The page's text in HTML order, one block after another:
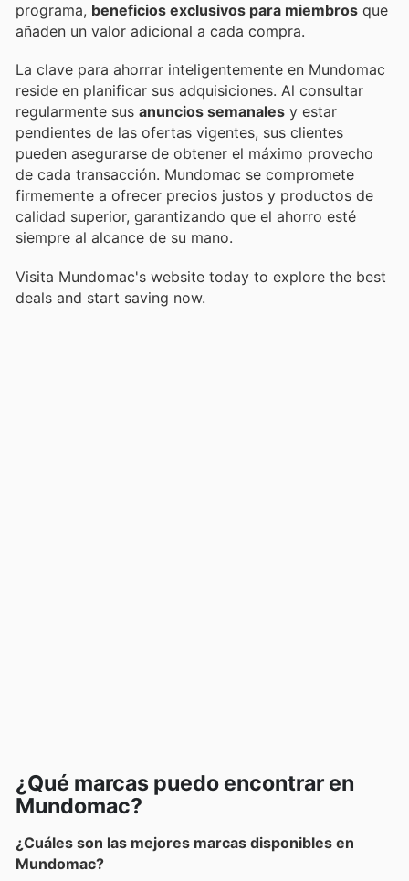
programa, beneficios exclusivos para miembros que
añaden un valor adicional a cada compra.
La clave para ahorrar inteligentemente en Mundomac
reside en planificar sus adquisiciones. Al consultar
regularmente sus anuncios semanales y estar
pendientes de las ofertas vigentes, sus clientes
pueden asegurarse de obtener el máximo provecho
de cada transacción. Mundomac se compromete
firmemente a ofrecer precios justos y productos de
calidad superior, garantizando que el ahorro esté
siempre al alcance de su mano.
Visita Mundomac's website today to explore the best
deals and start saving now.
¿Qué marcas puedo encontrar en
Mundomac?
¿Cuáles son las mejores marcas disponibles en
Mundomac?